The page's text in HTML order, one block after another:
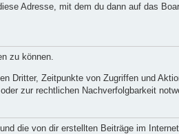
Adresse, mit dem du dann auf das
zu können.
Dritter, Zeitpunkte von Zugriffen und
zur rechtlichen Nachverfolgbarkeit
die von dir erstellten Beiträge im Internet